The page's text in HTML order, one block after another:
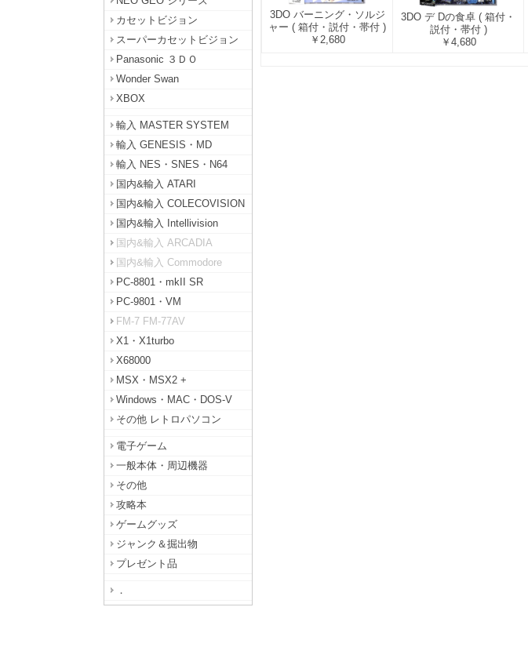
カセットビジョン
スーパーカセットビジョン
Panasonic ３ＤＯ
Wonder Swan
XBOX
輸入 MASTER SYSTEM
輸入 GENESIS・MD
輸入 NES・SNES・N64
国内&輸入 ATARI
国内&輸入 COLECOVISION
国内&輸入 Intellivision
国内&輸入 ARCADIA
国内&輸入 Commodore
PC-8801・mkII SR
PC-9801・VM
FM-7 FM-77AV
X1・X1turbo
X68000
MSX・MSX2 +
Windows・MAC・DOS-V
その他 レトロパソコン
電子ゲーム
一般本体・周辺機器
その他
攻略本
ゲームグッズ
ジャンク＆掘出物
プレゼント品
．
3DO バーニング・ソルジ
ャー ( 箱付・説付・帯付 )
￥2,680
3DO デ Dの食卓 ( 箱付・
説付・帯付 )
￥4,680